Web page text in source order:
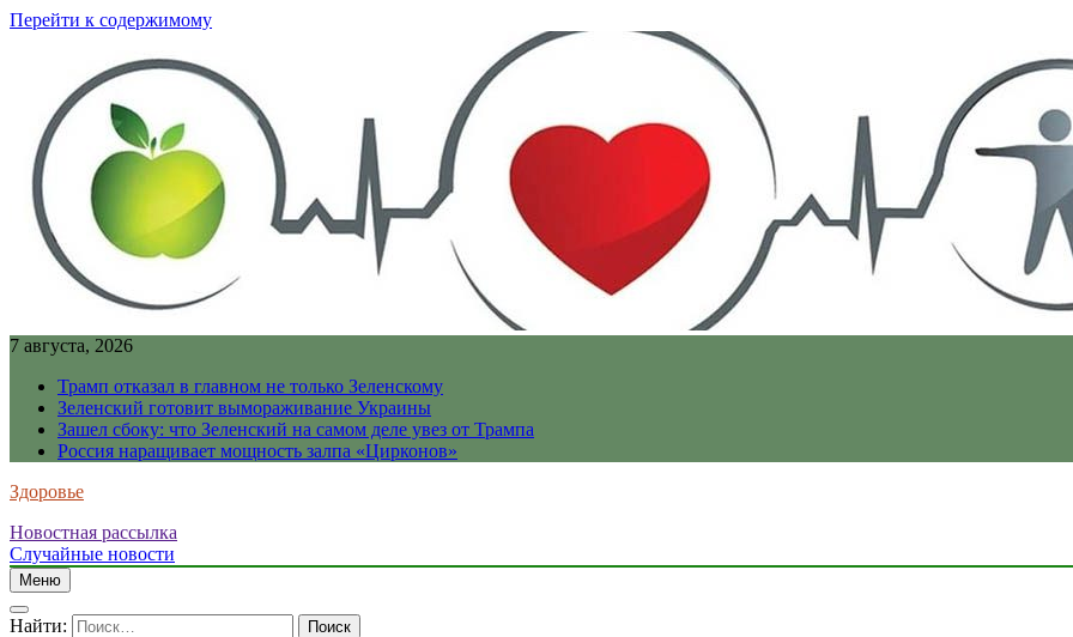
Перейти к содержимому
7 августа, 2026
Трамп отказал в главном не только Зеленскому
Зеленский готовит вымораживание Украины
Зашел сбоку: что Зеленский на самом деле увез от Трампа
Россия наращивает мощность залпа «Цирконов»
Здоровье
Новостная рассылка
Случайные новости
Меню
Найти: